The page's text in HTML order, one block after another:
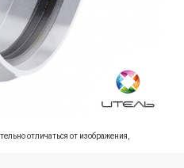
отличаться от изображения,